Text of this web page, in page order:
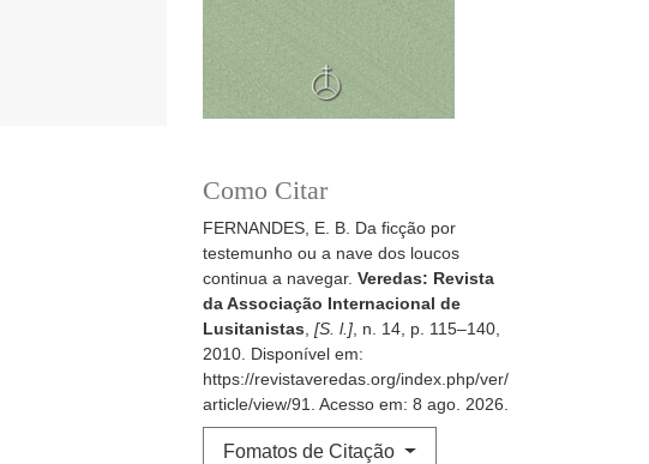
Como Citar
FERNANDES, E. B. Da ficção por
testemunho ou a nave dos loucos
continua a navegar. Veredas: Revista
da Associação Internacional de
Lusitanistas, [S. l.], n. 14, p. 115–140,
2010. Disponível em:
https://revistaveredas.org/index.php/ver/
article/view/91. Acesso em: 8 ago. 2026.
Fomatos de Citação